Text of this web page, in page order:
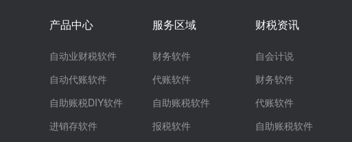
产品中心
自动业财税软件
自动代账软件
自助账税DIY软件
进销存软件
服务区域
财务软件
代账软件
自助账税软件
报税软件
财税资讯
自会计说
财务软件
代账软件
自助账税软件